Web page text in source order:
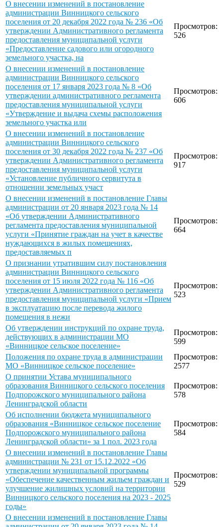
О внесении изменений в постановление
администрации Винницкого сельского
поселения от 20 декабря 2022 года № 236 «Об
утверждении Административного регламента
предоставления муниципальной услуги
«Предоставление садового или огородного
земельного участка, на
Просмотров:
526
О внесении изменений в постановление
администрации Винницкого сельского
поселения от 17 января 2023 года № 8 «Об
утверждении административного регламента
предоставления муниципальной услуги
«Утверждение и выдача схемы расположения
земельного участка или
Просмотров:
606
О внесении изменений в постановление
администрации Винницкого сельского
поселения от 30 декабря 2022 года № 237 «Об
утверждении Административного регламента
предоставления муниципальной услуги
«Установление публичного сервитута в
отношении земельных участ
Просмотров:
917
О внесении изменений в постановление Главы
администрации от 20 января 2023 года № 14
«Об утверждении Административного
регламента предоставления муниципальной
услуги «Принятие граждан на учет в качестве
нуждающихся в жилых помещениях,
предоставляемых п
Просмотров:
664
О признании утратившим силу постановления
администрации Винницкого сельского
поселения от 15 июля 2022 года № 116 «Об
утверждении Административного регламента
предоставления муниципальной услуги «Прием
в эксплуатацию после перевода жилого
помещения в нежи
Просмотров:
523
Об утверждении инструкций по охране труда,
действующих в администрации МО
«Винницкое сельское поселение»
Просмотров:
599
Положения по охране труда в администрации
МО «Винницкое сельское поселение»
Просмотров:
2577
О принятии Устава муниципального
образования Винницкого сельского поселения
Подпорожского муниципального района
Ленинградской области
Просмотров:
578
Об исполнении бюджета муниципального
образования «Винницкое сельское поселение
Подпорожского муниципального района
Ленинградской области» за 1 пол. 2023 года
Просмотров:
584
О внесении изменений в постановление Главы
администрации № 231 от 15.12.2022 «Об
утверждении муниципальной программы
«Обеспечение качественным жильем граждан и
улучшение жилищных условий на территории
Винницкого сельского поселения на 2023 - 2025
годы»
Просмотров:
529
О внесении изменений в постановление Главы